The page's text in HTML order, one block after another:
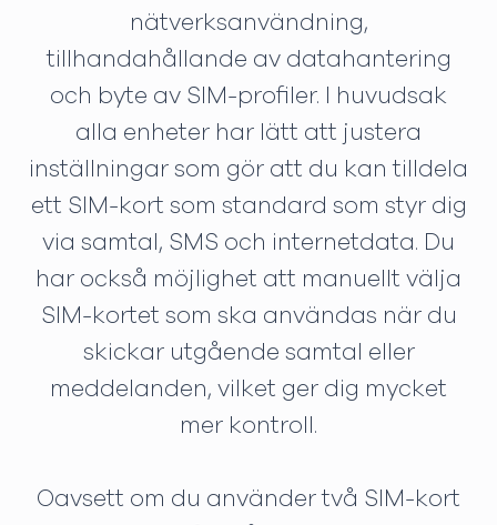
nätverksanvändning,
tillhandahållande av datahantering
och byte av SIM-profiler. I huvudsak
alla enheter har lätt att justera
inställningar som gör att du kan tilldela
ett SIM-kort som standard som styr dig
via samtal, SMS och internetdata. Du
har också möjlighet att manuellt välja
SIM-kortet som ska användas när du
skickar utgående samtal eller
meddelanden, vilket ger dig mycket
mer kontroll.
Oavsett om du använder två SIM-kort